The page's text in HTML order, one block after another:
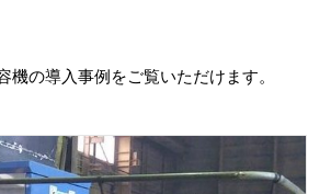
機の導入事例をご覧いただけます。